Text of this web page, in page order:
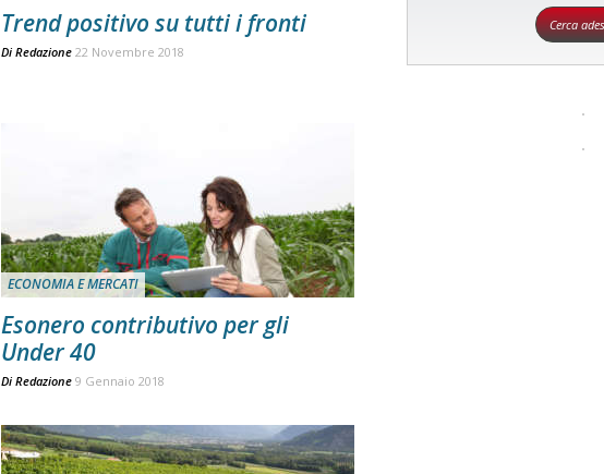
Trend positivo su tutti i fronti
Di Redazione 22 Novembre 2018
ECONOMIA E MERCATI
Esonero contributivo per gli
Under 40
Di Redazione 9 Gennaio 2018
Cerca